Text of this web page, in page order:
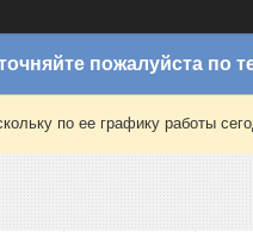
пожалуйста по
по ее графику работы